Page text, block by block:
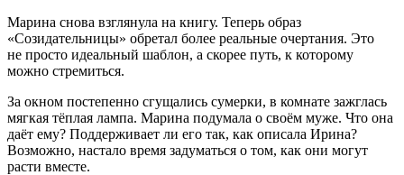
Марина снова взглянула на книгу. Теперь образ
«Созидательницы» обретал более реальные очертания. Это
не просто идеальный шаблон, а скорее путь, к которому
можно стремиться.
За окном постепенно сгущались сумерки, в комнате зажглась
мягкая тёплая лампа. Марина подумала о своём муже. Что она
даёт ему? Поддерживает ли его так, как описала Ирина?
Возможно, настало время задуматься о том, как они могут
расти вместе.